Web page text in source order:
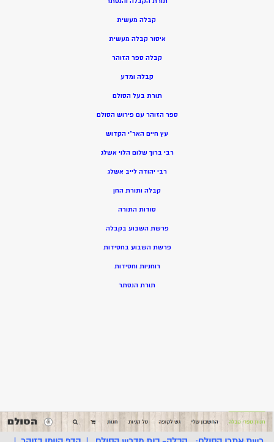
קבלה מעשית
איסור קבלה מעשית
קבלה ספר הזוהר
קבלה ומדע
תורת בעל הסולם
ספר הזוהר עם פירוש הסולם
עץ חיים האר”י הקדוש
רבי ברוך שלום הלוי אשלג
רבי יהודה לייב אשלג
קבלה ותורת החן
סודות התורה
פרשת השבוע בקבלה
פרשת השבוע בחסידות
רוחניות וחסידות
תורת הנסתר